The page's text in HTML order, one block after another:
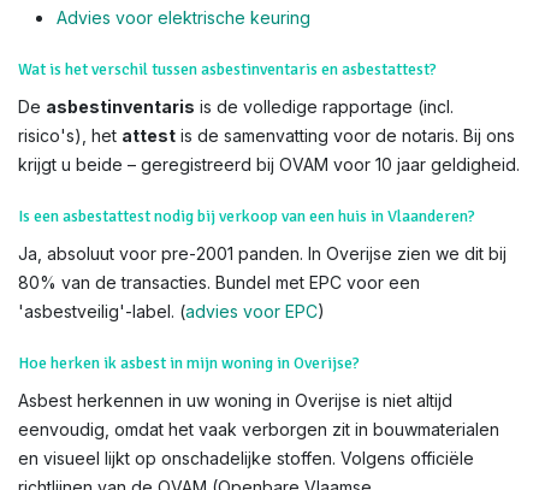
Advies voor elektrische keuring
Wat is het verschil tussen asbestinventaris en asbestattest?
De asbestinventaris is de volledige rapportage (incl.
risico's), het attest is de samenvatting voor de notaris. Bij ons
krijgt u beide – geregistreerd bij OVAM voor 10 jaar geldigheid.
Is een asbestattest nodig bij verkoop van een huis in Vlaanderen?
Ja, absoluut voor pre-2001 panden. In Overijse zien we dit bij
80% van de transacties. Bundel met EPC voor een
'asbestveilig'-label. (advies voor EPC)
Hoe herken ik asbest in mijn woning in Overijse?
Asbest herkennen in uw woning in Overijse is niet altijd
eenvoudig, omdat het vaak verborgen zit in bouwmaterialen
en visueel lijkt op onschadelijke stoffen. Volgens officiële